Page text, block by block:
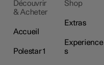
Découvrir
& Acheter
Accueil
Polestar 1
Shop
Extras
Experience
s